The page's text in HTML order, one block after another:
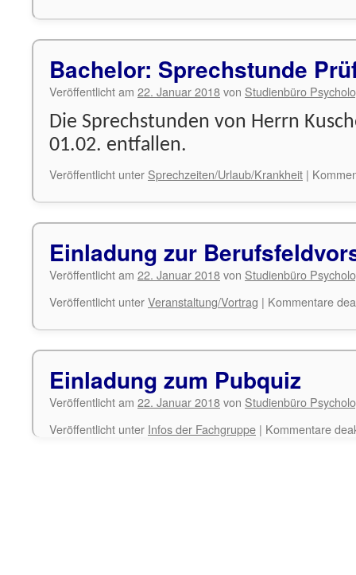
Bachelor: Sprechstunde
Veröffentlicht am 22. Januar 2018von Studienbüro
Die Sprechstunden von Herrn
01.02. entfallen.
Veröffentlicht unter Sprechzeiten/Urlaub/Krankheit |
Einladung zur
Veröffentlicht am 22. Januar 2018von Studienbüro
Veröffentlicht unterVeranstaltung/Vortrag | Kommentare
Einladung zum Pubquiz
Veröffentlicht am 22. Januar 2018von Studienbüro
Veröffentlicht unter Infos der Fachgruppe | Kommentare